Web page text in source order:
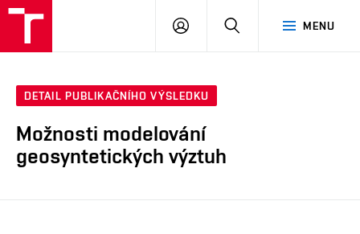
MENU
PŘIHLÁSIT
DETAIL PUBLIKAČNÍHO VÝSLEDKU
Možnosti modelování
geosyntetických výztuh